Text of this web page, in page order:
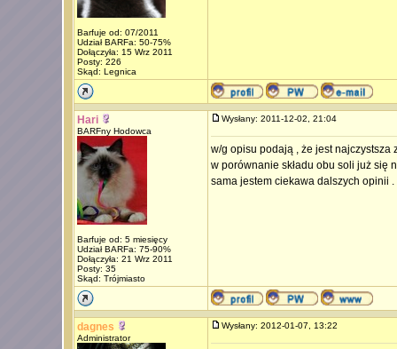
Barfuje od: 07/2011
Udział BARFa: 50-75%
Dołączyła: 15 Wrz 2011
Posty: 226
Skąd: Legnica
Hari
BARFny Hodowca
Barfuje od: 5 miesięcy
Udział BARFa: 75-90%
Dołączyła: 21 Wrz 2011
Posty: 35
Skąd: Trójmiasto
Wysłany: 2011-12-02, 21:04
w/g opisu podają , że jest najczystsza
w porównanie składu obu soli już się
sama jestem ciekawa dalszych opinii .
dagnes
Administrator
Wysłany: 2012-01-07, 13:22